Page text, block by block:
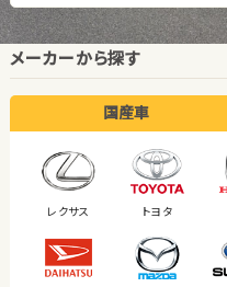
メーカーから探す
国産車
レクサス トヨタ